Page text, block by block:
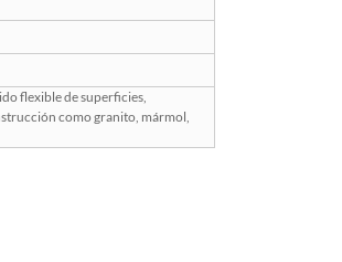
flexible de superficies,
como granito, mármol,